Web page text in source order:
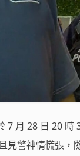
7 月 28 日 20
見警神情慌張，